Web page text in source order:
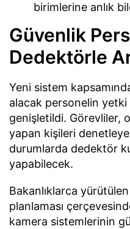
birimlerine anlık
Güvenlik
Dedektörle
Yeni sistem
alacak personelin yetki
genişletildi. Görevliler,
yapan kişileri
durumlarda dedektör
yapabilecek.
Bakanlıklarca
planlaması
kamera sistemlerinin